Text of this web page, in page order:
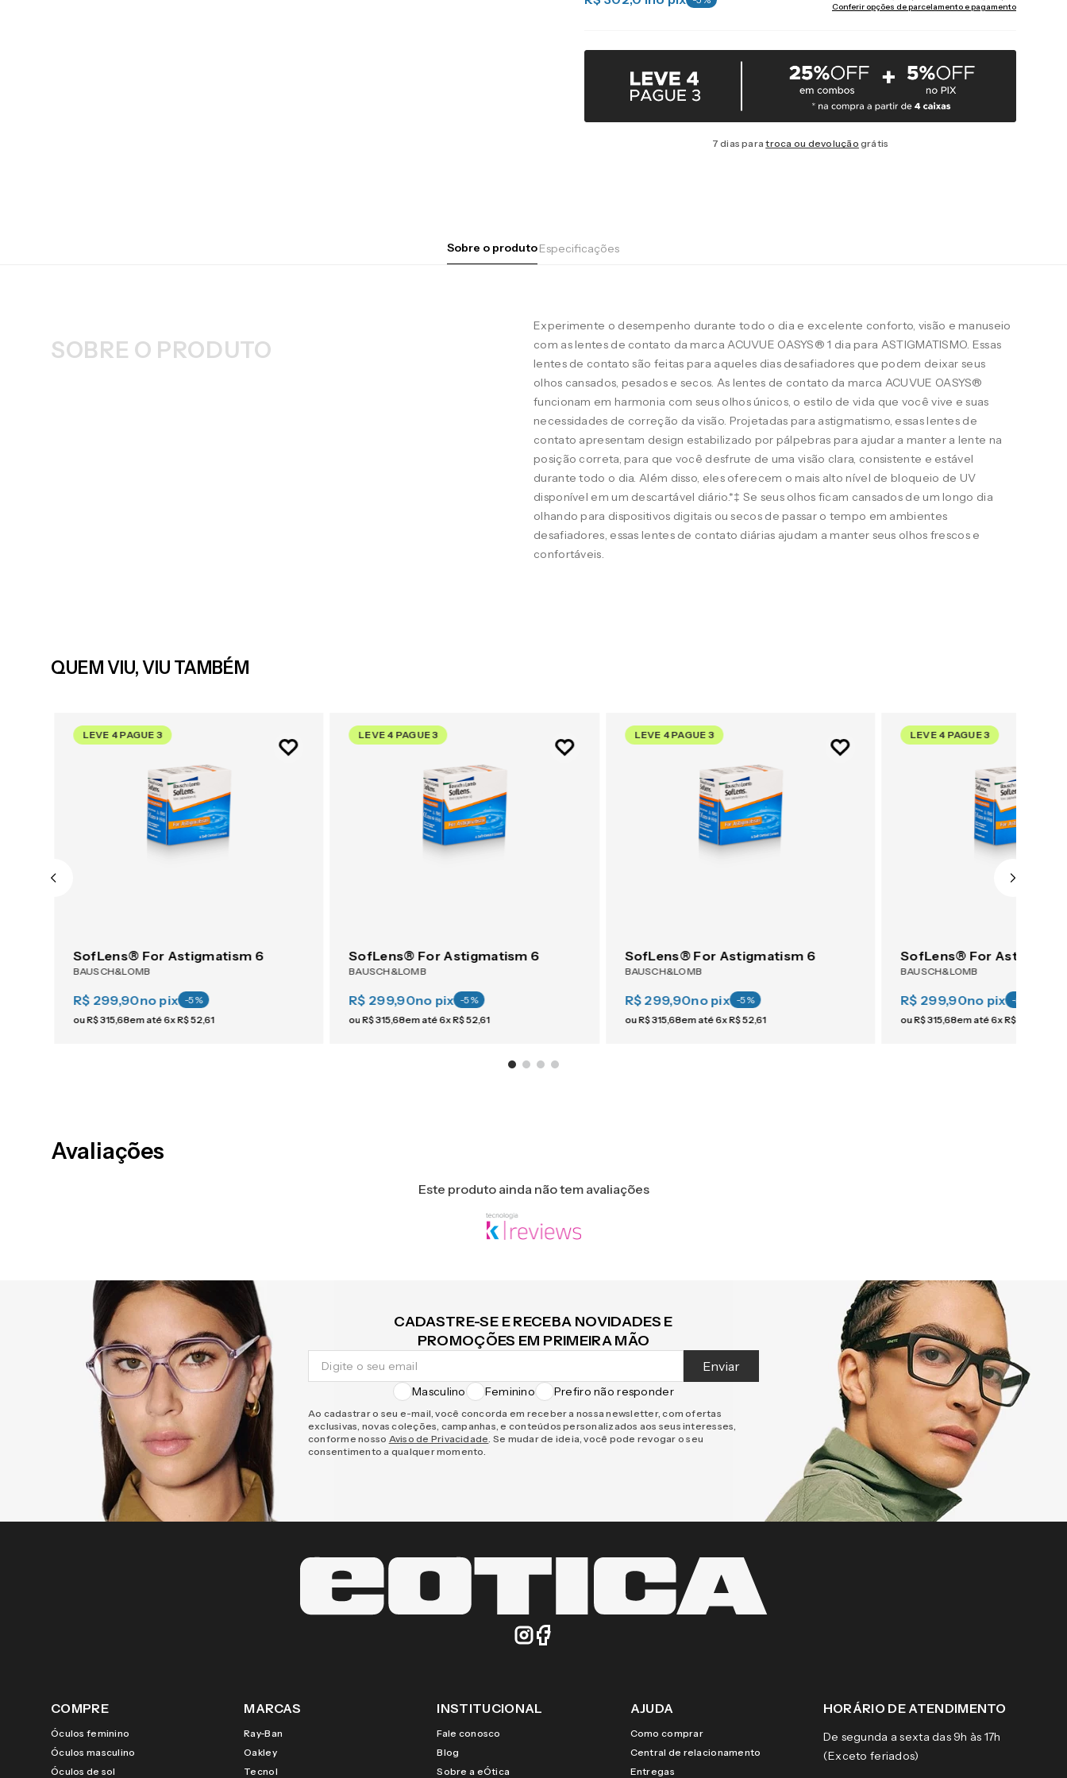
Conferir opções de parcelamento e pagamento
7 dias paratroca ou devolução grátis
Sobre o produtoEspecificações
SOBRE O PRODUTO
Experimente o desempenho durante todo o dia e excelente conforto, visão e manuseio
com as lentes de contato da marca ACUVUE OASYS® 1 dia para ASTIGMATISMO. Essas
lentes de contato são feitas para aqueles dias desafiadores que podem deixar seus
olhos cansados, pesados e secos. As lentes de contato da marca ACUVUE OASYS®
funcionam em harmonia com seus olhos únicos, o estilo de vida que você vive e suas
necessidades de correção da visão. Projetadas para astigmatismo, essas lentes de
contato apresentam design estabilizado por pálpebras para ajudar a manter a lente na
posição correta, para que você desfrute de uma visão clara, consistente e estável
durante todo o dia. Além disso, eles oferecem o mais alto nível de bloqueio de UV
disponível em um descartável diário.*‡ Se seus olhos ficam cansados de um longo dia
olhando para dispositivos digitais ou secos de passar o tempo em ambientes
desafiadores, essas lentes de contato diárias ajudam a manter seus olhos frescos e
confortáveis.
QUEM VIU, VIU TAMBÉM
LEVE 4 PAGUE 3
SofLens® For Astigmatism 6
BAUSCH&LOMB
R$ 299,90no pix -5%
ouR$315,68em até6xR$52,61
LEVE 4 PAGUE 3
SofLens® For Astigmatism 6
BAUSCH&LOMB
R$ 299,90no pix -5%
ouR$315,68em até6xR$52,61
LEVE 4 PAGUE 3
SofLens® For Astigmatism 6
BAUSCH&LOMB
R$ 299,90no pix -5%
ouR$315,68em até6xR$52,61
LEVE 4 PAGUE 3
SofLens® For
BAUSCH&LOMB
R$ 299,90no pix -5
ouR$315,68em até6xR$
Avaliações
Este produto ainda não tem avaliações
CADASTRE-SE E RECEBA NOVIDADES E
PROMOÇÕES EM PRIMEIRA MÃO
Enviar
Masculino Feminino Prefiro não responder
Ao cadastrar o seu e-mail, você concorda em receber a nossa newsletter, com ofertas
exclusivas, novas coleções, campanhas, e conteúdos personalizados aos seus interesses,
conforme nosso Aviso de Privacidade. Se mudar de ideia, você pode revogar o seu
consentimento a qualquer momento.
COMPRE
Óculos feminino
Óculos masculino
Óculos de sol
MARCAS
Ray-Ban
Oakley
Tecnol
INSTITUCIONAL
Fale conosco
Blog
Sobre a eÓtica
AJUDA
Como comprar
Central de relacionamento
Entregas
HORÁRIO DE ATENDIMENTO
De segunda a sexta das 9h às 17h
(Exceto feriados)